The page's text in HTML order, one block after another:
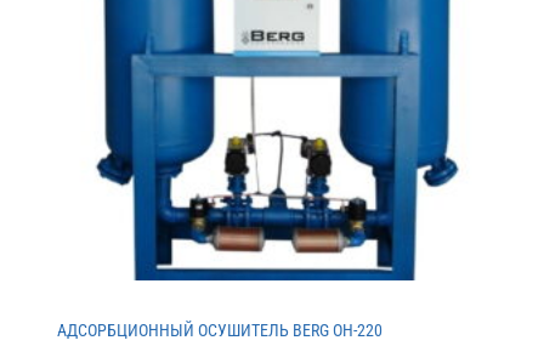
АДСОРБЦИОННЫЙ ОСУШИТЕЛЬ BERG ОH-220